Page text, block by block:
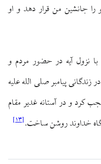
را جانشین من قرار دهد و او
نزول آیه در حضور مردم و
پیامبر صلی الله علیه
کرد و در آستانه غدیر مقام
خداوند روشن ساخت.[۱۳]